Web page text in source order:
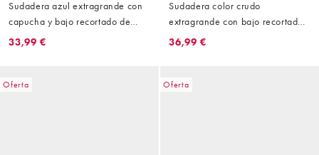
Sudadera azul extragrande con
capucha y bajo recortado de
tejido efecto neopreno premium
33,99 €
Sudadera color crudo
extragrande con bajo recortado
y capucha de tejido efecto
36,99 €
Oferta Oferta